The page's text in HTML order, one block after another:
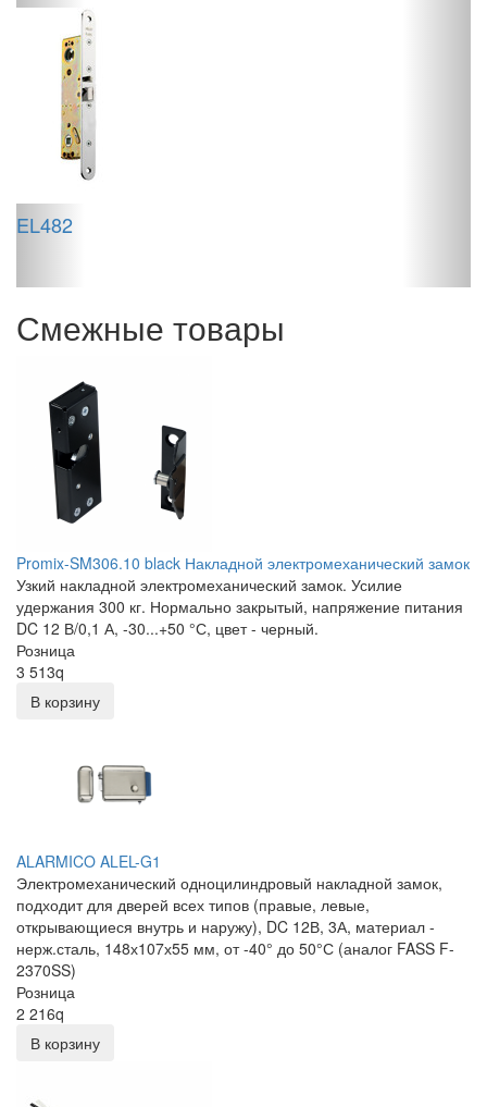
EL482
Смежные товары
Promix-SM306.10 black Накладной электромеханический замок
Узкий накладной электромеханический замок. Усилие
удержания 300 кг. Нормально закрытый, напряжение питания
DC 12 В/0,1 А, -30...+50 °С, цвет - черный.
Розница
3 513q
В корзину
ALARMICO ALEL-G1
Электромеханический одноцилиндровый накладной замок,
подходит для дверей всех типов (правые, левые,
открывающиеся внутрь и наружу), DC 12В, 3А, материал -
нерж.сталь, 148х107х55 мм, от -40° до 50°С (аналог FASS F-
2370SS)
Розница
2 216q
В корзину